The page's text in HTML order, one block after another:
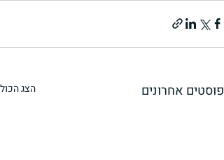
פוסטים אחרונים הצג הכול